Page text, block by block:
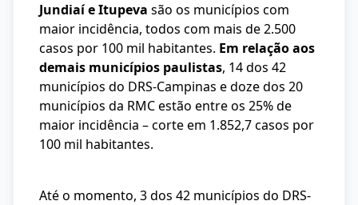
Jundiaí e Itupeva são os municípios com
maior incidência, todos com mais de 2.500
casos por 100 mil habitantes. Em relação aos
demais municípios paulistas, 14 dos 42
municípios do DRS-Campinas e doze dos 20
municípios da RMC estão entre os 25% de
maior incidência – corte em 1.852,7 casos por
100 mil habitantes.
Até o momento, 3 dos 42 municípios do DRS-